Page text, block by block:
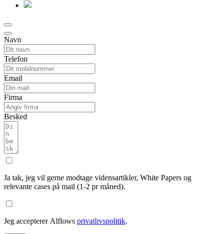
Navn
Telefon
Email
Firma
Besked
Ja tak, jeg vil gerne modtage vidensartikler, White Papers og
relevante cases på mail (1-2 pr måned).
Jeg accepterer Alflows privatlivspolitik.